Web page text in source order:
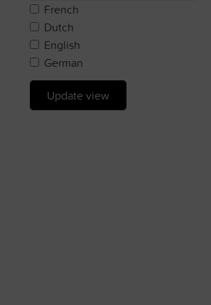
French
Dutch
English
German
Update view